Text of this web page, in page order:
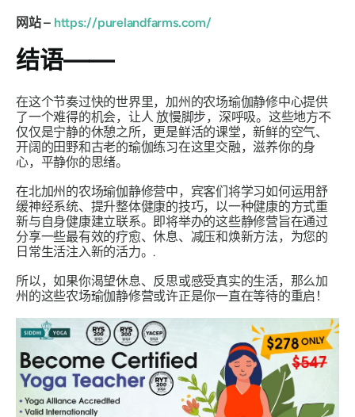
网站 – https://purelandfarms.com/
结语——
在这个节奏过快的世界里，加州的农场瑜伽静修中心提供
了一个难得的机会，让人放慢脚步，深呼吸。这些地方不
仅仅是宁静的休憩之所，更是鲜活的课堂，新鲜的空气、
开阔的田野和古老的瑜伽练习在这里交融，滋养你的身
心，平静你的思绪。
在北加州的农场瑜伽静修营中，宾客们将学习如何运用舒
缓神经系统、提升​​整体健康的技巧，以一种健康的方式重
新与自身健康建立联系。即将举办的这些静修营旨在通过
分享一些最有效的疗愈、休息、减压和焕新方法，为您的
日常生活注入新的活力。.
所以，如果你渴望休息、反思或感受真实的生活，那么加
州的这些农场瑜伽静修营或许正是你一直在等待的重启！